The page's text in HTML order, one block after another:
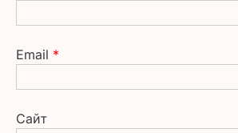
Email *
Сайт